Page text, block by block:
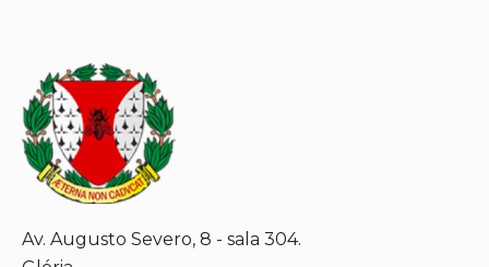
Av. Augusto Severo, 8 - sala 304.